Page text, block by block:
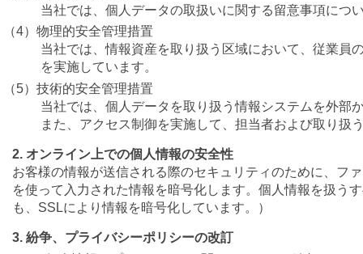
当社では、個人データの取扱いに関する留意事項につ
（4）物理的安全管理措置
当社では、情報資産を取り扱う区域において、従業員
を実施しています。
（5）技術的安全管理措置
当社では、個人データを取り扱う情報システムを外部
また、アクセス制御を実施して、担当者および取り扱
2. オンライン上での個人情報の安全性
お客様の情報が送信される際のセキュリティのために、フ
を使って入力された情報を暗号化します。個人情報を扱う
も、SSLにより情報を暗号化しています。）
3. 紛争、プライバシーポリシーの改訂